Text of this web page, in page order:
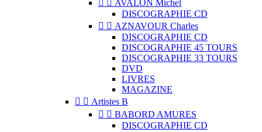
  AVALON Michel
DISCOGRAPHIE CD
  AZNAVOUR Charles
DISCOGRAPHIE CD
DISCOGRAPHIE 45 TOURS
DISCOGRAPHIE 33 TOURS
DVD
LIVRES
MAGAZINE
  Artistes B
  BABORD AMURES
DISCOGRAPHIE CD